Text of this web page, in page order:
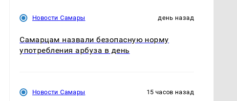
Новости Самары день назад
Самарцам назвали безопасную норму
употребления арбуза в день
Новости Самары 15 часов назад